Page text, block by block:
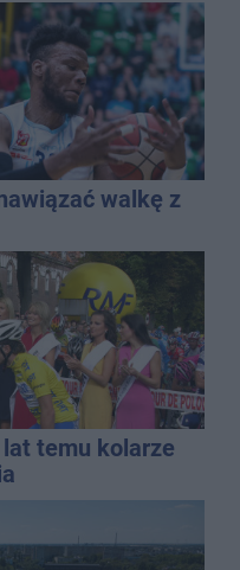
walkę z
lat temu kolarze